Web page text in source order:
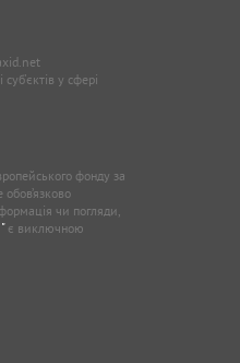
у сфері
фонду за
чи погляди,
є виключною